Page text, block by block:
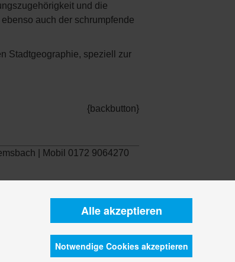
und die
auch der schrumpfende
Stadtgeographie, speziell zur
{backbutton}
| Mobil 0172 9064270
Alle akzeptieren
Notwendige Cookies akzeptieren